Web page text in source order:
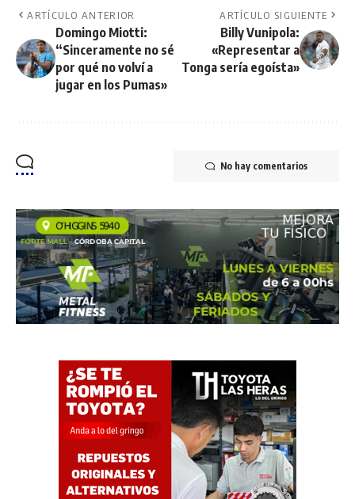
ARTÍCULO ANTERIOR
Domingo Miotti:
“Sinceramente no sé
por qué no volví a
jugar en los Pumas»
ARTÍCULO SIGUIENTE
Billy Vunipola:
«Representar a
Tonga sería egoísta»
No hay comentarios